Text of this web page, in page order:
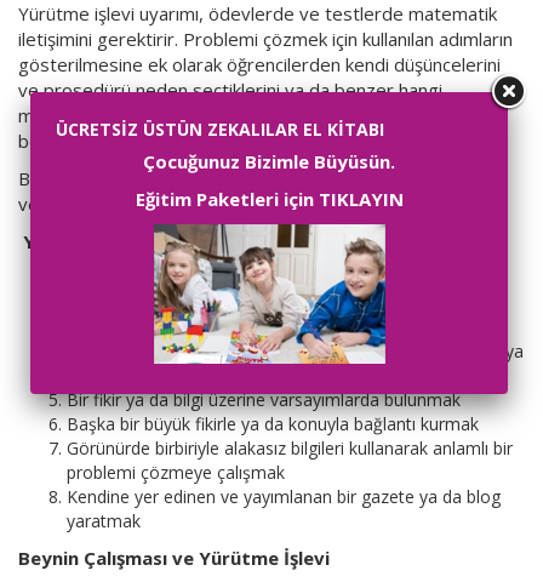
Yürütme işlevi uyarımı, ödevlerde ve testlerde matematik
iletişimini gerektirir. Problemi çözmek için kullanılan adımların
gösterilmesine ek olarak öğrencilerden kendi düşüncelerini
ve prosedürü neden seçtiklerini ya da benzer hangi
matematikle problemi çözebileceklerini açıklamaları istenir
böylece daha çok yürütme işlevi kullanırlar.
Bu süreç üst biliş de beyni çalıştırır, bilginin, tümden gelimin
ve tüme varımın birleşmesini sağlar.
Yürütme işlevine ulaştıran faaliyetler
Web sayfası ya da sunum tasarlamak
Masa oyunu tasarlamak
Daha genç öğrenciler için kitap yazmak
Belirli bir ürün ya da hizmet hakkında broşür tasarlamak ya
Bir fikir ya da bilgi üzerine varsayımlarda bulunmak
Başka bir büyük fikirle ya da konuyla bağlantı kurmak
Görünürde birbiriyle alakasız bilgileri kullanarak anlamlı bir
problemi çözmeye çalışmak
Kendine yer edinen ve yayımlanan bir gazete ya da blog
yaratmak
Beynin Çalışması ve Yürütme İşlevi
ÜCRETSİZ ÜSTÜN ZEKALILAR EL KİTABI
Çocuğunuz Bizimle Büyüsün.
Eğitim Paketleri için TIKLAYIN